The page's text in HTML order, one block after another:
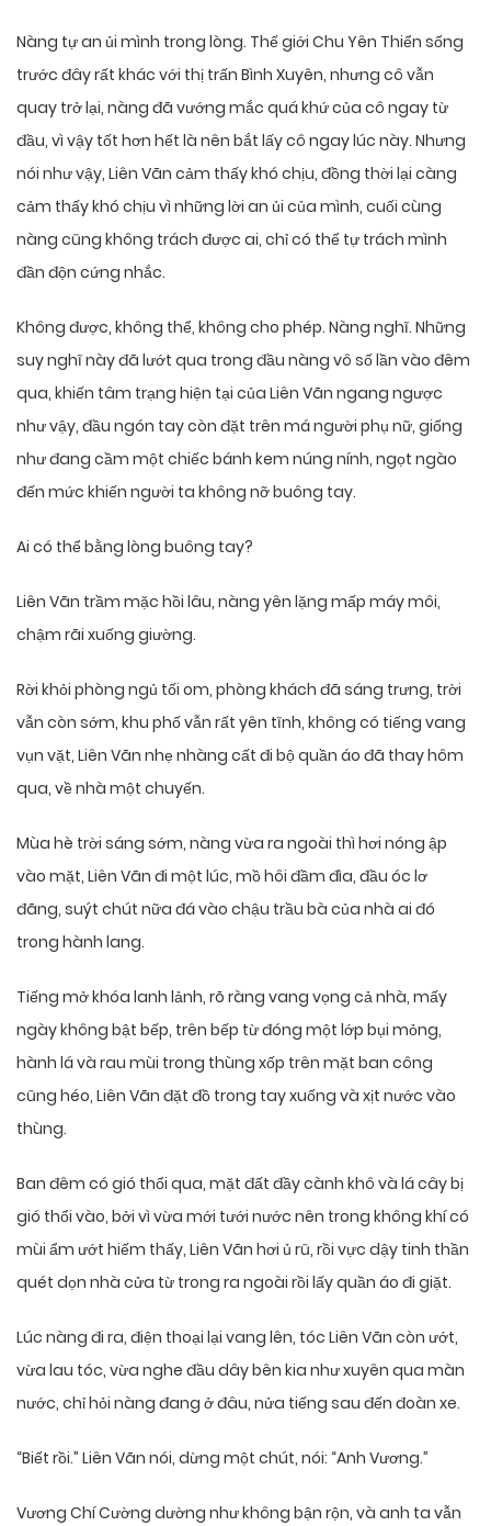
Nàng tự an ủi mình trong lòng. Thế giới Chu Yên Thiển sống
trước đây rất khác với thị trấn Bình Xuyên, nhưng cô vẫn
quay trở lại, nàng đã vướng mắc quá khứ của cô ngay từ
đầu, vì vậy tốt hơn hết là nên bắt lấy cô ngay lúc này. Nhưng
nói như vậy, Liên Vãn cảm thấy khó chịu, đồng thời lại càng
cảm thấy khó chịu vì những lời an ủi của mình, cuối cùng
nàng cũng không trách được ai, chỉ có thể tự trách mình
đần độn cứng nhắc.
Không được, không thể, không cho phép. Nàng nghĩ. Những
suy nghĩ này đã lướt qua trong đầu nàng vô số lần vào đêm
qua, khiến tâm trạng hiện tại của Liên Vãn ngang ngược
như vậy, đầu ngón tay còn đặt trên má người phụ nữ, giống
như đang cầm một chiếc bánh kem núng nính, ngọt ngào
đến mức khiến người ta không nỡ buông tay.
Ai có thể bằng lòng buông tay?
Liên Vãn trầm mặc hồi lâu, nàng yên lặng mấp máy môi,
chậm rãi xuống giường.
Rời khỏi phòng ngủ tối om, phòng khách đã sáng trưng, ​​trời
vẫn còn sớm, khu phố vẫn rất yên tĩnh, không có tiếng vang
vụn vặt, Liên Vãn nhẹ nhàng cất đi bộ quần áo đã thay hôm
qua, về nhà một chuyến.
Mùa hè trời sáng sớm, nàng vừa ra ngoài thì hơi nóng ập
vào mặt, Liên Vãn đi một lúc, mồ hôi đầm đìa, đầu óc lơ
đãng, suýt chút nữa đá vào chậu trầu bà của nhà ai đó
trong hành lang.
Tiếng mở khóa lanh lảnh, rõ ràng vang vọng cả nhà, mấy
ngày không bật bếp, trên bếp từ đóng một lớp bụi mỏng,
hành lá và rau mùi trong thùng xốp trên mặt ban công
cũng héo, Liên Vãn đặt đồ trong tay xuống và xịt nước vào
thùng.
Ban đêm có gió thổi qua, mặt đất đầy cành khô và lá cây bị
gió thổi vào, bởi vì vừa mới tưới nước nên trong không khí có
mùi ẩm ướt hiếm thấy, Liên Vãn hơi ủ rũ, rồi vực dậy tinh thần
quét dọn nhà cửa từ trong ra ngoài rồi lấy quần áo đi giặt.
Lúc nàng đi ra, điện thoại lại vang lên, tóc Liên Vãn còn ướt,
vừa lau tóc, vừa nghe đầu dây bên kia như xuyên qua màn
nước, chỉ hỏi nàng đang ở đâu, nửa tiếng sau đến đoàn xe.
“Biết rồi.” Liên Vãn nói, dừng một chút, nói: “Anh Vương.”
Vương Chí Cường dường như không bận rộn, và anh ta vẫn